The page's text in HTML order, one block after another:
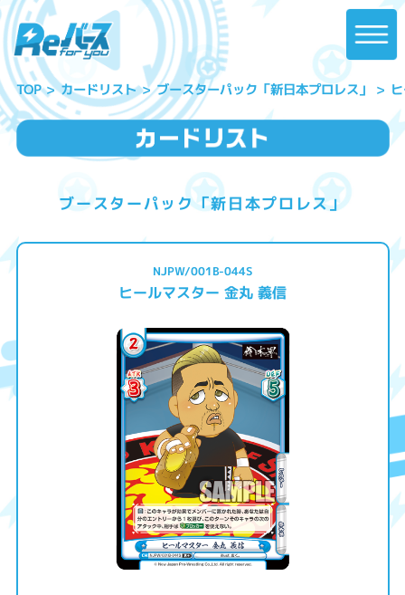
TOP カードリスト ブースターパック「新日本プロレス」
ブースターパック「新日本プロレス」
NJPW/001B-044S
ヒールマスター 金丸 義信